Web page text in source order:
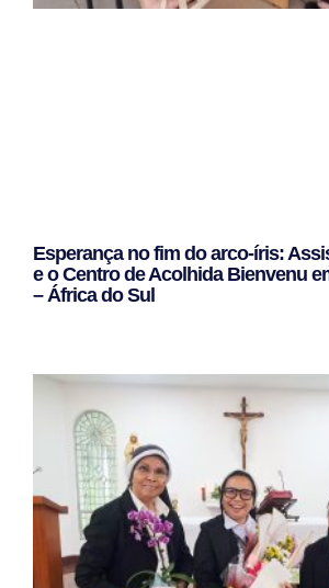
Esperança no fim do arco-íris:
e o Centro de Acolhida Bienvenu
– África do Sul